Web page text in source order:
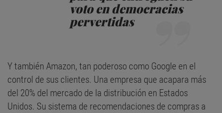
voto en democracias
pervertidas
Y también Amazon, tan poderoso como Google en el
control de sus clientes. Una empresa que acapara más
del 20% del mercado de la distribución en Estados
Unidos. Su sistema de recomendaciones de compras a